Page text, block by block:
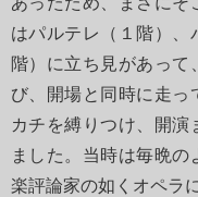
はパルテレ（１階）、
階）に立ち見があって
び、開場と同時に走っ
カチを縛りつけ、開
ました。当時は毎晩
楽評論家の如くオペラ